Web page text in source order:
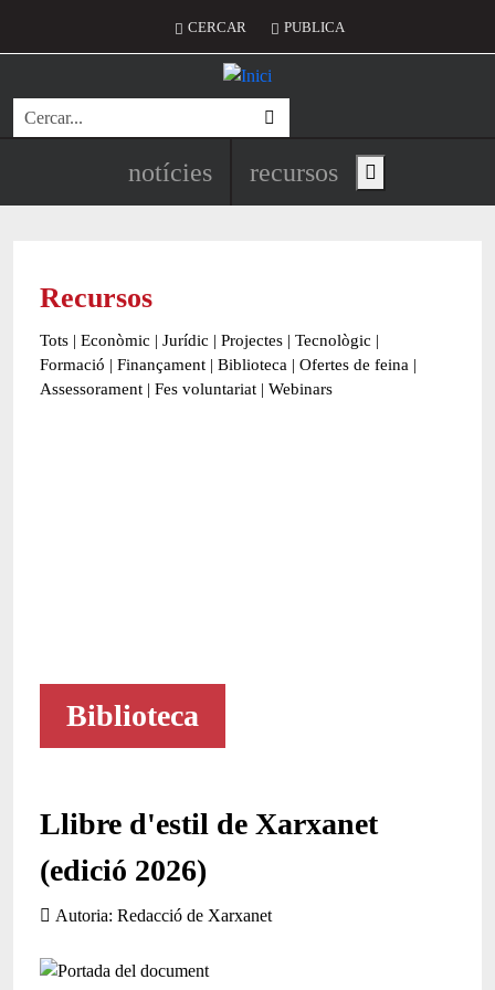
Menú del compte d'usuari
CERCAR PUBLICA
Cerca
Navegació principal de
notícies recursos Show main menu
Recursos
Tots | Econòmic | Jurídic | Projectes | Tecnològic |
Formació | Finançament | Biblioteca | Ofertes de feina |
Assessorament | Fes voluntariat | Webinars
Biblioteca
Llibre d'estil de Xarxanet
(edició 2026)
Autoria Redacció de Xarxanet